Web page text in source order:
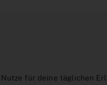
für deine täglichen